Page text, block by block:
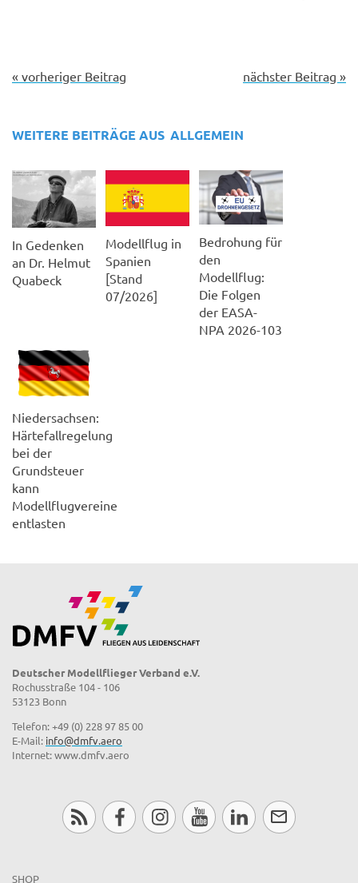
« vorheriger Beitrag nächster Beitrag »
WEITERE BEITRÄGE AUS ALLGEMEIN
In Gedenken
an Dr. Helmut
Quabeck
Modellflug in
Spanien
[Stand
07/2026]
Bedrohung für
den
Modellflug:
Die Folgen
der EASA-
NPA 2026-103
Niedersachsen:
Härtefallregelung
bei der
Grundsteuer
kann
Modellflugvereine
entlasten
Deutscher Modellflieger Verband e.V.
Rochusstraße 104 - 106
53123 Bonn
Telefon: +49 (0) 228 97 85 00
E-Mail: info@dmfv.aero
Internet: www.dmfv.aero
SHOP